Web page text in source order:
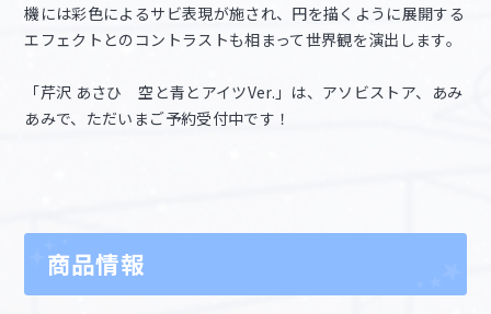
機には彩色によるサビ表現が施され、円を描くように展開する
エフェクトとのコントラストも相まって世界観を演出します。
「芹沢 あさひ 空と青とアイツVer.」は、アソビストア、あみ
あみで、ただいまご予約受付中です！
商品情報